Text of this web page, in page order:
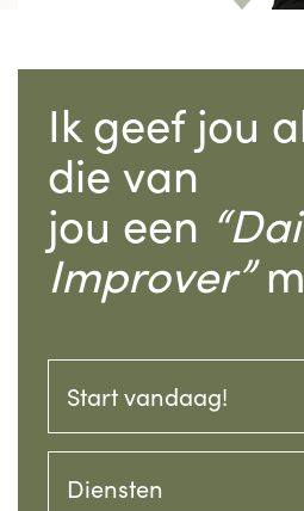
Ik geef jou
die van
jou een
Improver”
Start vandaag!
Diensten